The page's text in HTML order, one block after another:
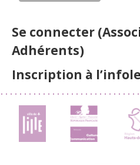
Se connecter
Adhérents)
Inscription à